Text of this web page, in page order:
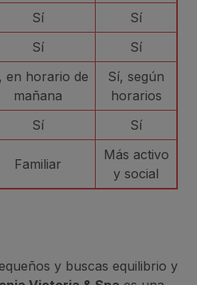
Sí
Sí
Sí
Sí
en horario de
mañana
Sí, según
horarios
Sí Sí
Familiar
Más activo
y social
y buscas equilibrio y